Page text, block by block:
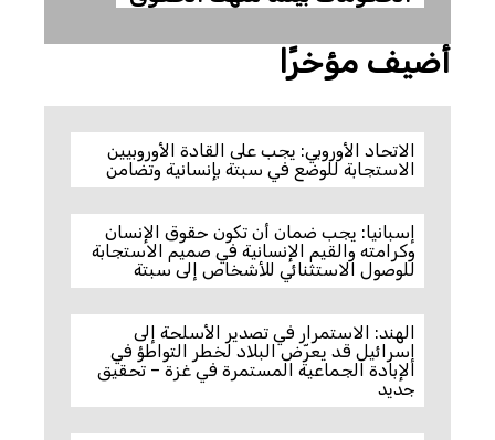
أضيف مؤخرًا
الاتحاد الأوروبي: يجب على القادة الأوروبيين
الاستجابة للوضع في سبتة بإنسانية وتضامن
إسبانيا: يجب ضمان أن تكون حقوق الإنسان
وكرامته والقيم الإنسانية في صميم الاستجابة
للوصول الاستثنائي للأشخاص إلى سبتة
الهند: الاستمرار في تصدير الأسلحة إلى
إسرائيل قد يعرّض البلاد لخطر التواطؤ في
الإبادة الجماعية المستمرة في غزة – تحقيق
جديد